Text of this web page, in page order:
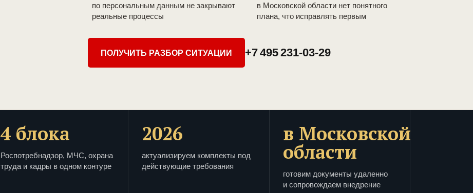
по персональным данным не закрывают
реальные процессы
в Московской области нет понятного
плана, что исправлять первым
ПОЛУЧИТЬ РАЗБОР СИТУАЦИИ +7 495 231-03-29
4 блока
Роспотребнадзор, МЧС, охрана
труда и кадры в одном контуре
2026
актуализируем комплекты под
действующие требования
в Московской
области
готовим документы удаленно
и сопровождаем внедрение